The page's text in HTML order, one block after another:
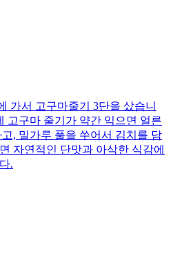
가서 고구마줄기 3단을 샀습니
고구마 줄기가 약간 익으면 얼른
, 밀가루 풀을 쑤어서 김치를 담
자연적인 단맛과 아삭한 식감에
.